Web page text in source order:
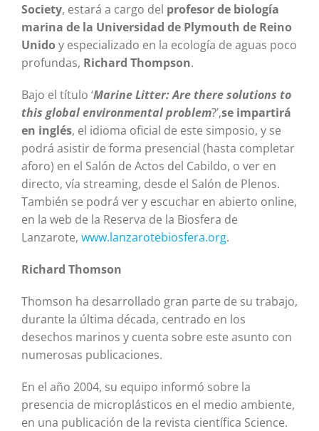
Society, estará a cargo del profesor de biología
marina de la Universidad de Plymouth de Reino
Unido y especializado en la ecología de aguas poco
profundas, Richard Thompson.
Bajo el título ‘Marine Litter: Are there solutions to
this global environmental problem?’,se impartirá
en inglés, el idioma oficial de este simposio, y se
podrá asistir de forma presencial (hasta completar
aforo) en el Salón de Actos del Cabildo, o ver en
directo, vía streaming, desde el Salón de Plenos.
También se podrá ver y escuchar en abierto online,
en la web de la Reserva de la Biosfera de
Lanzarote, www.lanzarotebiosfera.org.
Richard Thomson
Thomson ha desarrollado gran parte de su trabajo,
durante la última década, centrado en los
desechos marinos y cuenta sobre este asunto con
numerosas publicaciones.
En el año 2004, su equipo informó sobre la
presencia de microplásticos en el medio ambiente,
en una publicación de la revista científica Science.